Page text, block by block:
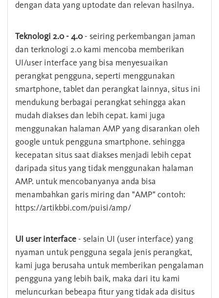
dengan data yang uptodate dan relevan hasilnya.
Teknologi 2.0 - 4.0- seiring perkembangan jaman
dan terknologi 2.0 kami mencoba memberikan
UI/user interface yang bisa menyesuaikan
perangkat pengguna, seperti menggunakan
smartphone, tablet dan perangkat lainnya, situs ini
mendukung berbagai perangkat sehingga akan
mudah diakses dan lebih cepat. kami juga
menggunakan halaman AMP yang disarankan oleh
google untuk pengguna smartphone. sehingga
kecepatan situs saat diakses menjadi lebih cepat
daripada situs yang tidak menggunakan halaman
AMP. untuk mencobanyanya anda bisa
menambahkan garis miring dan "AMP" contoh:
https://artikbbi.com/puisi/amp/
UI user interface - selain UI (user interface) yang
nyaman untuk pengguna segala jenis perangkat,
kami juga berusaha untuk memberikan pengalaman
pengguna yang lebih baik, maka dari itu kami
meluncurkan bebeapa fitur yang tidak ada disitus